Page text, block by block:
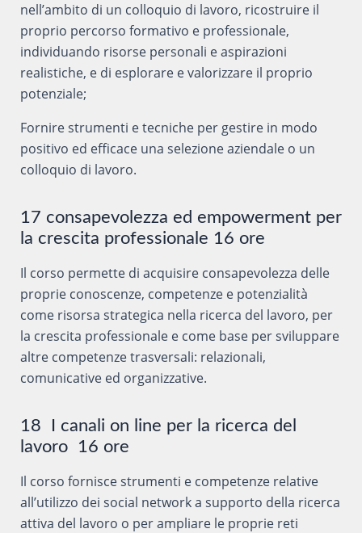
nell’ambito di un colloquio di lavoro, ricostruire il
proprio percorso formativo e professionale,
individuando risorse personali e aspirazioni
realistiche, e di esplorare e valorizzare il proprio
potenziale;
Fornire strumenti e tecniche per gestire in modo
positivo ed efficace una selezione aziendale o un
colloquio di lavoro.
17 consapevolezza ed empowerment per
la crescita professionale 16 ore
Il corso permette di acquisire consapevolezza delle
proprie conoscenze, competenze e potenzialità
come risorsa strategica nella ricerca del lavoro, per
la crescita professionale e come base per sviluppare
altre competenze trasversali: relazionali,
comunicative ed organizzative.
18 I canali on line per la ricerca del
lavoro 16 ore
Il corso fornisce strumenti e competenze relative
all’utilizzo dei social network a supporto della ricerca
attiva del lavoro o per ampliare le proprie reti